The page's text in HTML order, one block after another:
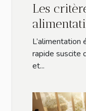
Les
L’alimentation
rapide suscite
et...